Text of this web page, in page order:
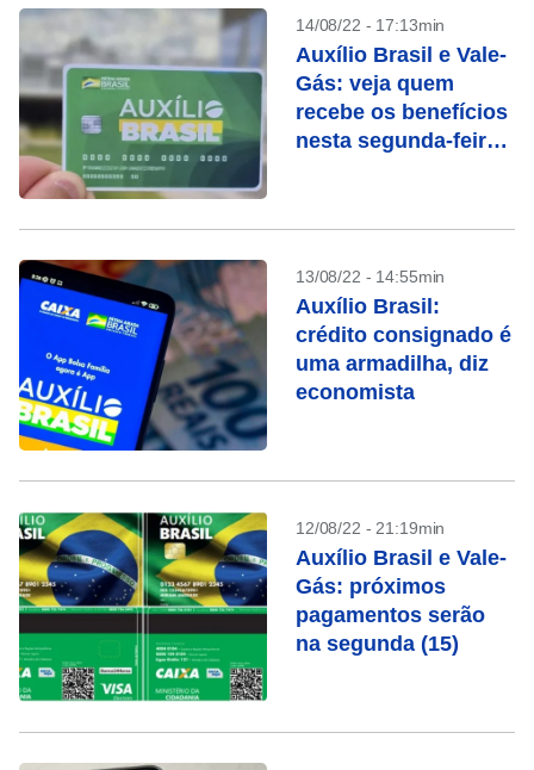
14/08/22 - 17:13min
Auxílio Brasil e Vale-
Gás: veja quem
recebe os benefícios
nesta segunda-feira
13/08/22 - 14:55min
Auxílio Brasil:
crédito consignado é
uma armadilha, diz
economista
12/08/22 - 21:19min
Auxílio Brasil e Vale-
Gás: próximos
pagamentos serão
na segunda (15)